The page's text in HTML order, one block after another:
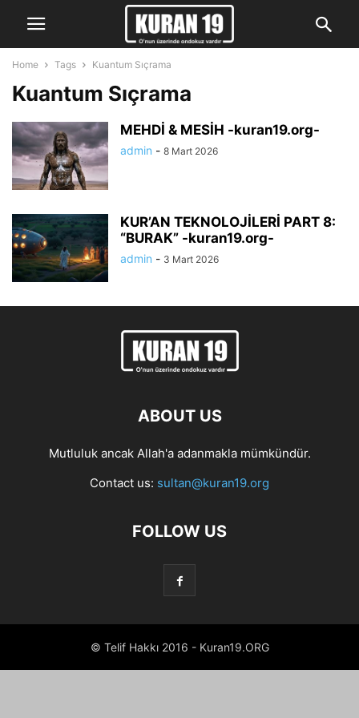
Home Tags Kuantum Sıçrama
Kuantum Sıçrama
MEHDİ & MESİH -kuran19.org-
admin - 8 Mart 2026
KUR’AN TEKNOLOJİLERİ PART 8:
“BURAK” -kuran19.org-
admin - 3 Mart 2026
ABOUT US
Mutluluk ancak Allah'a adanmakla mümkündür.
Contact us: sultan@kuran19.org
FOLLOW US
© Telif Hakkı 2016 - Kuran19.ORG